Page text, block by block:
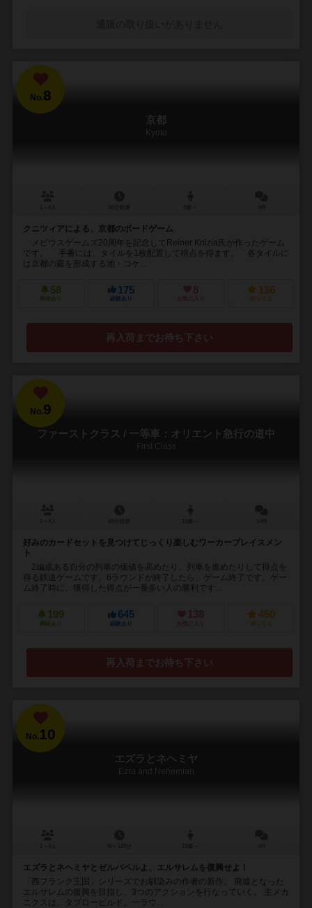
No.8
京都
Kyoto
クニツィアによる、京都のボードゲーム
メビウスゲームズ20周年を記念してReiner Knizia氏が作ったゲーム
です。 手番には、タイルを1枚配置して得点を得ます。 各タイルに
は京都の庭を形成する池・コケ...
58
興味あり
175
経験あり
8
お気に入り
136
持ってる
再入荷までお待ち下さい
No.9
ファーストクラス / 一等車：オリエント急行の道中
First Class
好みのカードセットを見つけてじっくり楽しむワーカープレイスメン
ト
2編成ある自分の列車の価値を高めたり、列車を進めたりして得点を
得る鉄道ゲームです。6ラウンドが終了したら、ゲーム終了です。ゲー
ム終了時に、獲得した得点が一番多い人の勝利です...
199
興味あり
645
経験あり
138
お気に入り
450
持ってる
再入荷までお待ち下さい
No. 10
エズラとネヘミヤ
Ezra and Nehemiah
エズラとネヘミヤとゼルバベルよ、エルサレムを復興せよ！
「西フランク王国」シリーズでお馴染みの作者の新作。 廃墟となった
エルサレムの復興を目指し、3つのアクションを行なっていく。 主メカ
ニクスは、タブロービルド。一ラウ...